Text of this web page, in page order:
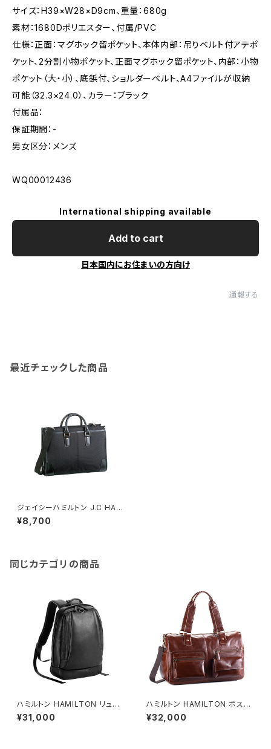
サイズ：H39×W28×D9cm、重量：680g
素材：1680Dポリエスター、付属/PVC
仕様：正面：マグホック留ポケット、本体内部：吊りベルト付アテポ
ケット、2分割小物ポケット、正面マグホック留ポケット、内部：小物
ポケット（大・小）、底鋲付、ショルダーベルト、A4ファイルが収納
可能（32.3×24.0）、カラー：ブラック
付属品：
保証期間：-
男女区分：メンズ
WQ00012436
International shipping available
Add to cart
日本国内にお住まいの方向け
通報する
最近チェックした商品
ジェイシーハミルトン J.C HAM
ILTON 太番手 ビジネスバッグ
メンズ 26581-1H ブラック ブラ
¥8,700
同じカテゴリの商品
ハミルトン HAMILTON リュッ
ク バックパック メンズ 42533
ブラック ブラック
¥31,000
ハミルトン HAMILTON ボスト
ンバッグ メンズ 10423-8H ブ
ラウン ブラウン
¥32,000